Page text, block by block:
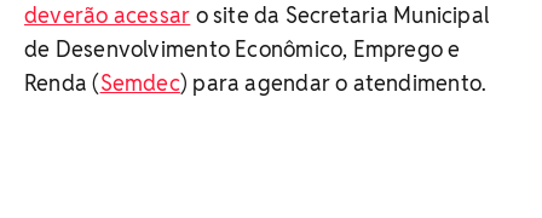
deverão acessar o site da Secretaria Municipal
de Desenvolvimento Econômico, Emprego e
Renda (Semdec) para agendar o atendimento.